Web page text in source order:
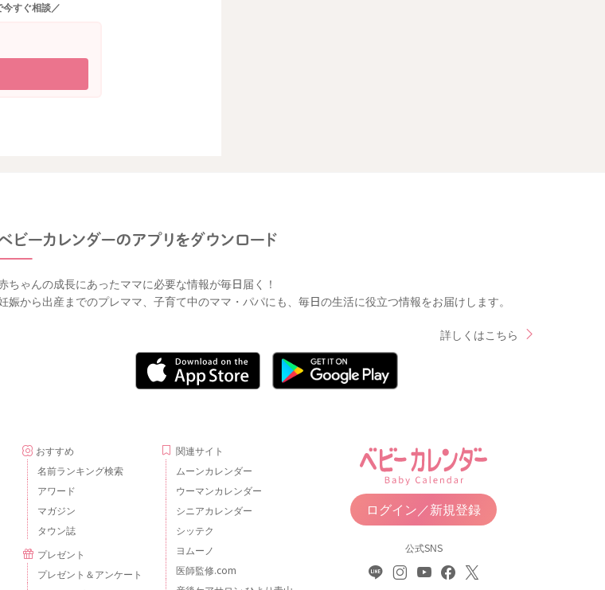
すぐ相談／
ちゃんの成長にあったママに必要な情報が毎日届く！
娠から出産までのプレママ、子育て中のママ・パパにも、毎日の生活に役立つ情報をお届けします。
詳しくはこちら
おすすめ
名前ランキング検索
アワード
マガジン
タウン誌
プレゼント
プレゼント＆アンケート
関連サイト
ムーンカレンダー
ウーマンカレンダー
シニアカレンダー
シッテク
ヨムーノ
医師監修.com
ログイン／新規登録
公式SNS